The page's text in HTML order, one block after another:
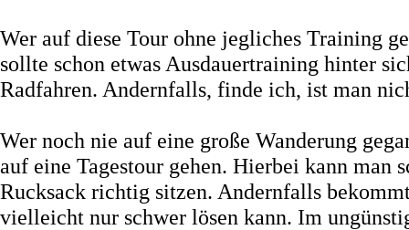
Wer auf diese Tour ohne jegliches Training
sollte schon etwas Ausdauertraining hinter
Radfahren. Andernfalls, finde ich, ist man
Wer noch nie auf eine große Wanderung
auf eine Tagestour gehen. Hierbei kann man
Rucksack richtig sitzen. Andernfalls
vielleicht nur schwer lösen kann. Im